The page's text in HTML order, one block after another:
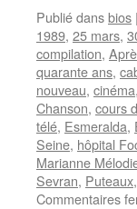
Publié dansbios |
1989, 25 mars,
compilation,
quarante ans,
nouveau, cinéma,
Chanson, cours
télé, Esmeralda,
Seine, hôpital
Marianne
Sevran, Puteaux,
Commentaires